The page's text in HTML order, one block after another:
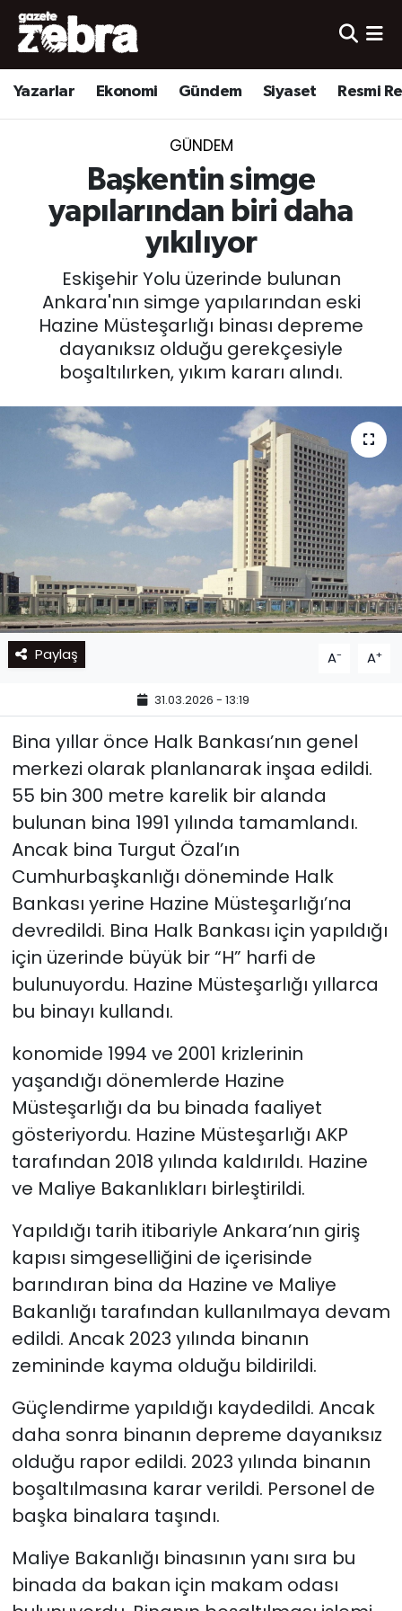
Yazarlar Ekonomi Gündem Siyaset Resmi
GÜNDEM
Başkentin simge
yapılarından biri daha
yıkılıyor
Eskişehir Yolu üzerinde bulunan
Ankara'nın simge yapılarından eski
Hazine Müsteşarlığı binası depreme
dayanıksız olduğu gerekçesiyle
boşaltılırken, yıkım kararı alındı.
Paylaş A- A+
31.03.2026 - 13:19
Bina yıllar önce Halk Bankası’nın genel
merkezi olarak planlanarak inşaa edildi.
55 bin 300 metre karelik bir alanda
bulunan bina 1991 yılında tamamlandı.
Ancak bina Turgut Özal’ın
Cumhurbaşkanlığı döneminde Halk
Bankası yerine Hazine Müsteşarlığı’na
devredildi. Bina Halk Bankası için yapıldığı
için üzerinde büyük bir “H” harfi de
bulunuyordu. Hazine Müsteşarlığı yıllarca
bu binayı kullandı.
konomide 1994 ve 2001 krizlerinin
yaşandığı dönemlerde Hazine
Müsteşarlığı da bu binada faaliyet
gösteriyordu. Hazine Müsteşarlığı AKP
tarafından 2018 yılında kaldırıldı. Hazine
ve Maliye Bakanlıkları birleştirildi.
Yapıldığı tarih itibariyle Ankara’nın giriş
kapısı simgeselliğini de içerisinde
barındıran bina da Hazine ve Maliye
Bakanlığı tarafından kullanılmaya devam
edildi. Ancak 2023 yılında binanın
zemininde kayma olduğu bildirildi.
Güçlendirme yapıldığı kaydedildi. Ancak
daha sonra binanın depreme dayanıksız
olduğu rapor edildi. 2023 yılında binanın
boşaltılmasına karar verildi. Personel de
başka binalara taşındı.
Maliye Bakanlığı binasının yanı sıra bu
binada da bakan için makam odası
Yazarlar
Ekonomi
Yerel
Nöbetçi Eczaneler
Hava Durumu
Süper Lig Puan Durumu ve Fikstür
Tüm Manşetler
Son Dakika Haberleri
Haber Arşivi